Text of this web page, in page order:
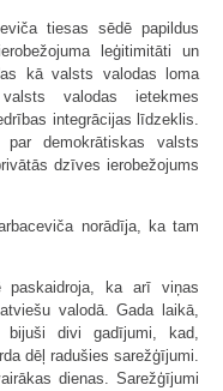
tiesas sēdē papildus
leģitimitāti un
kā valsts valodas loma
valodas ietekmes
integrācijas līdzeklis.
demokrātiskas valsts
dzīves ierobežojums
norādīja, ka tam
paskaidroja, ka arī viņas
valodā. Gada laikā,
bijuši divi gadījumi, kad,
dēļ radušies sarežģījumi.
dienas. Sarežģījumi